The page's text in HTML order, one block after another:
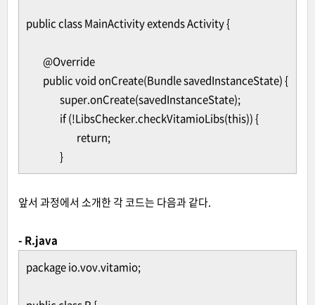
public class MainActivity extends Activity {
@Override
public void onCreate(Bundle savedInstanceState) {
super.onCreate(savedInstanceState);
if (!LibsChecker.checkVitamioLibs(this)) {
return;
}
앞서 과정에서 소개한 각 코드는 다음과 같다.
- R.java
package io.vov.vitamio;